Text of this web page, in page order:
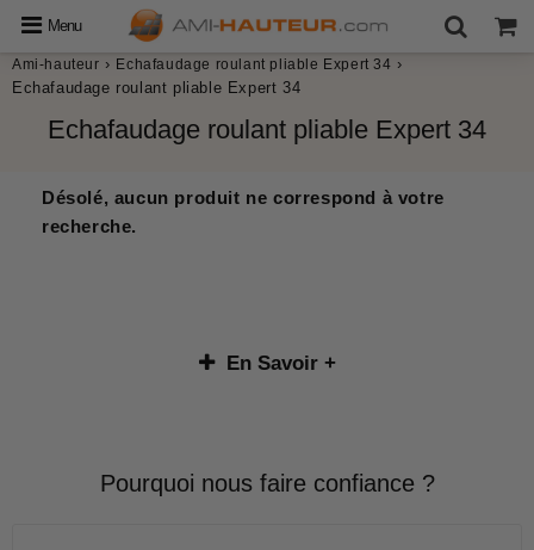
Menu
Ami-hauteur › Echafaudage roulant pliable Expert 34 ›
Echafaudage roulant pliable Expert 34
Echafaudage roulant pliable Expert 34
Désolé, aucun produit ne correspond à votre
recherche.
En Savoir +
Pourquoi nous faire confiance ?